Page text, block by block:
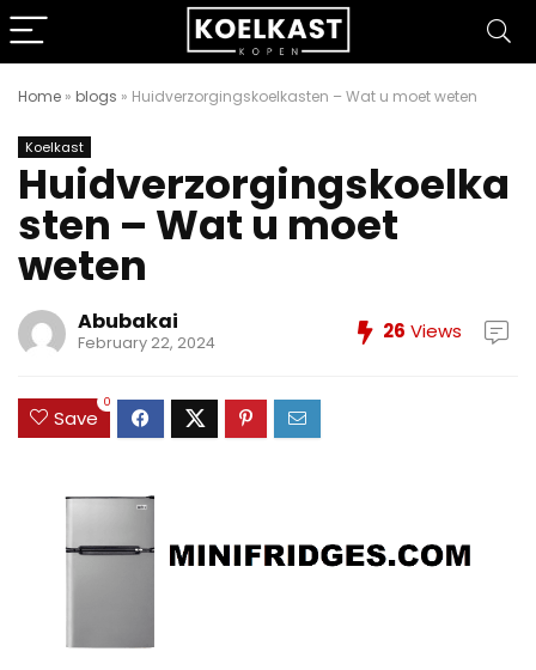
Home » blogs » Huidverzorgingskoelkasten – Wat u moet weten
Koelkast
Huidverzorgingskoelka
sten – Wat u moet
weten
Abubakai
February 22, 2024 26 Views
Save
0